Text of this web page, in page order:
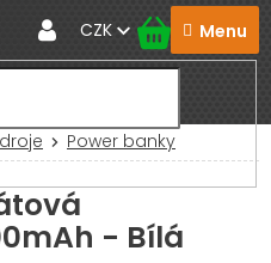
CZK
Power banky
- Bílá